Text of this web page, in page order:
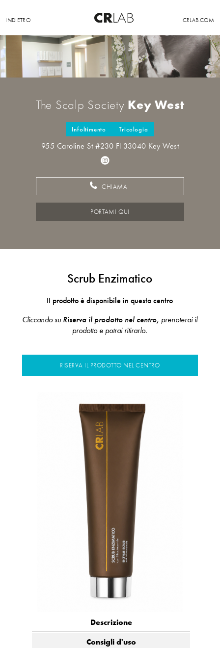
INDIETRO CRLAB.COM
The Scalp Society Key West
Infoltimento Tricologia
955 Caroline St #230 Fl 33040 Key West
CHIAMA
PORTAMI QUI
Scrub Enzimatico
II prodotto è disponibile in questo centro
Cliccando su Riserva il prodotto nel centro, prenoterai il
prodotto e potrai ritirarlo.
RISERVA IL PRODOTTO NEL CENTRO
Descrizione
Consigli d'uso